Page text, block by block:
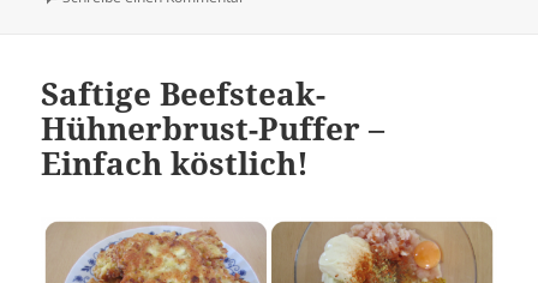
Saftige Beefsteak-
Hühnerbrust-Puffer –
Einfach köstlich!